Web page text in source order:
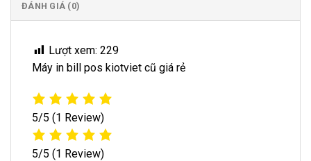
ĐÁNH GIÁ (0)
Lượt xem: 229
Máy in bill pos kiotviet cũ giá rẻ
5/5 (1 Review)
5/5 (1 Review)